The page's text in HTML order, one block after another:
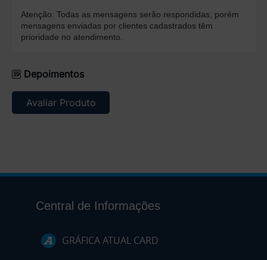
Atenção: Todas as mensagens serão respondidas, porém
mensagens enviadas por clientes cadastrados têm
prioridade no atendimento.
Depoimentos
Avaliar Produto
Central de Informações
GRÁFICA ATUAL CARD